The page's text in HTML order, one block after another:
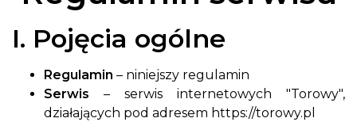
I. Pojęcia ogólne
Regulamin – niniejszy regulamin
Serwis – serwis internetowych "Torowy",
działających pod adresem https://torowy.pl